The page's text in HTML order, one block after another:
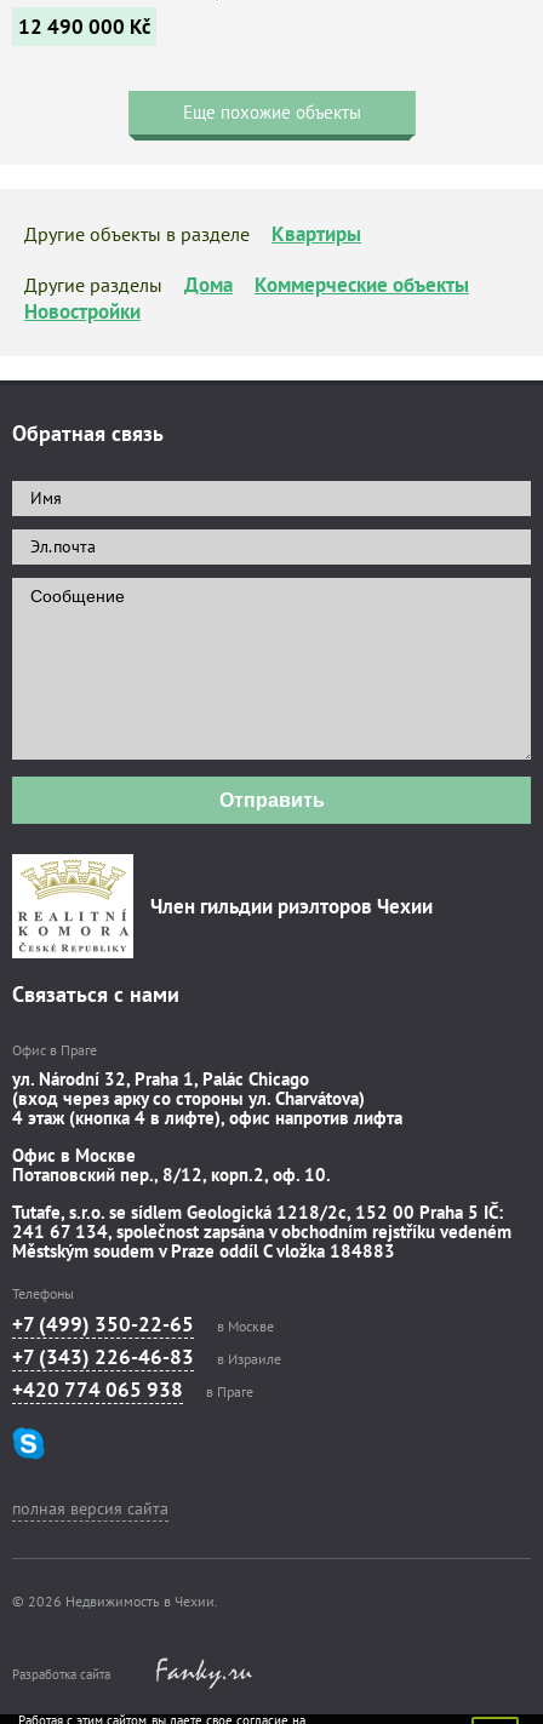
12 490 000 Kč
Еще похожие объекты
Другие объекты в разделе Квартиры
Другие разделы Дома
Коммерческие объекты
Новостройки
Обратная связь
Отправить
Член гильдии риэлторов Чехии
Связаться с нами
Офис в Праге
ул. Národní 32, Praha 1, Palác Chicago
(вход через арку со стороны ул. Charvátova)
4 этаж (кнопка 4 в лифте), офис напротив лифта
Офис в Москве
Потаповский пер., 8/12, корп.2, оф. 10.
Tutafe, s.r.o. se sídlem Geologická 1218/2c, 152 00 Praha 5 IČ:
241 67 134, společnost zapsána v obchodním rejstříku vedeném
Městským soudem v Praze oddíl C vložka 184883
Телефоны
+7 (499) 350-22-65 в Москве
+7 (343) 226-46-83 в Израиле
+420 774 065 938 в Праге
полная версия сайта
© 2026 Недвижимость в Чехии.
Разработка сайта
Работая с этим сайтом, вы даете свое согласие на